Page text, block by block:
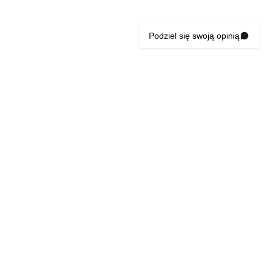
Podziel się swoją opinią